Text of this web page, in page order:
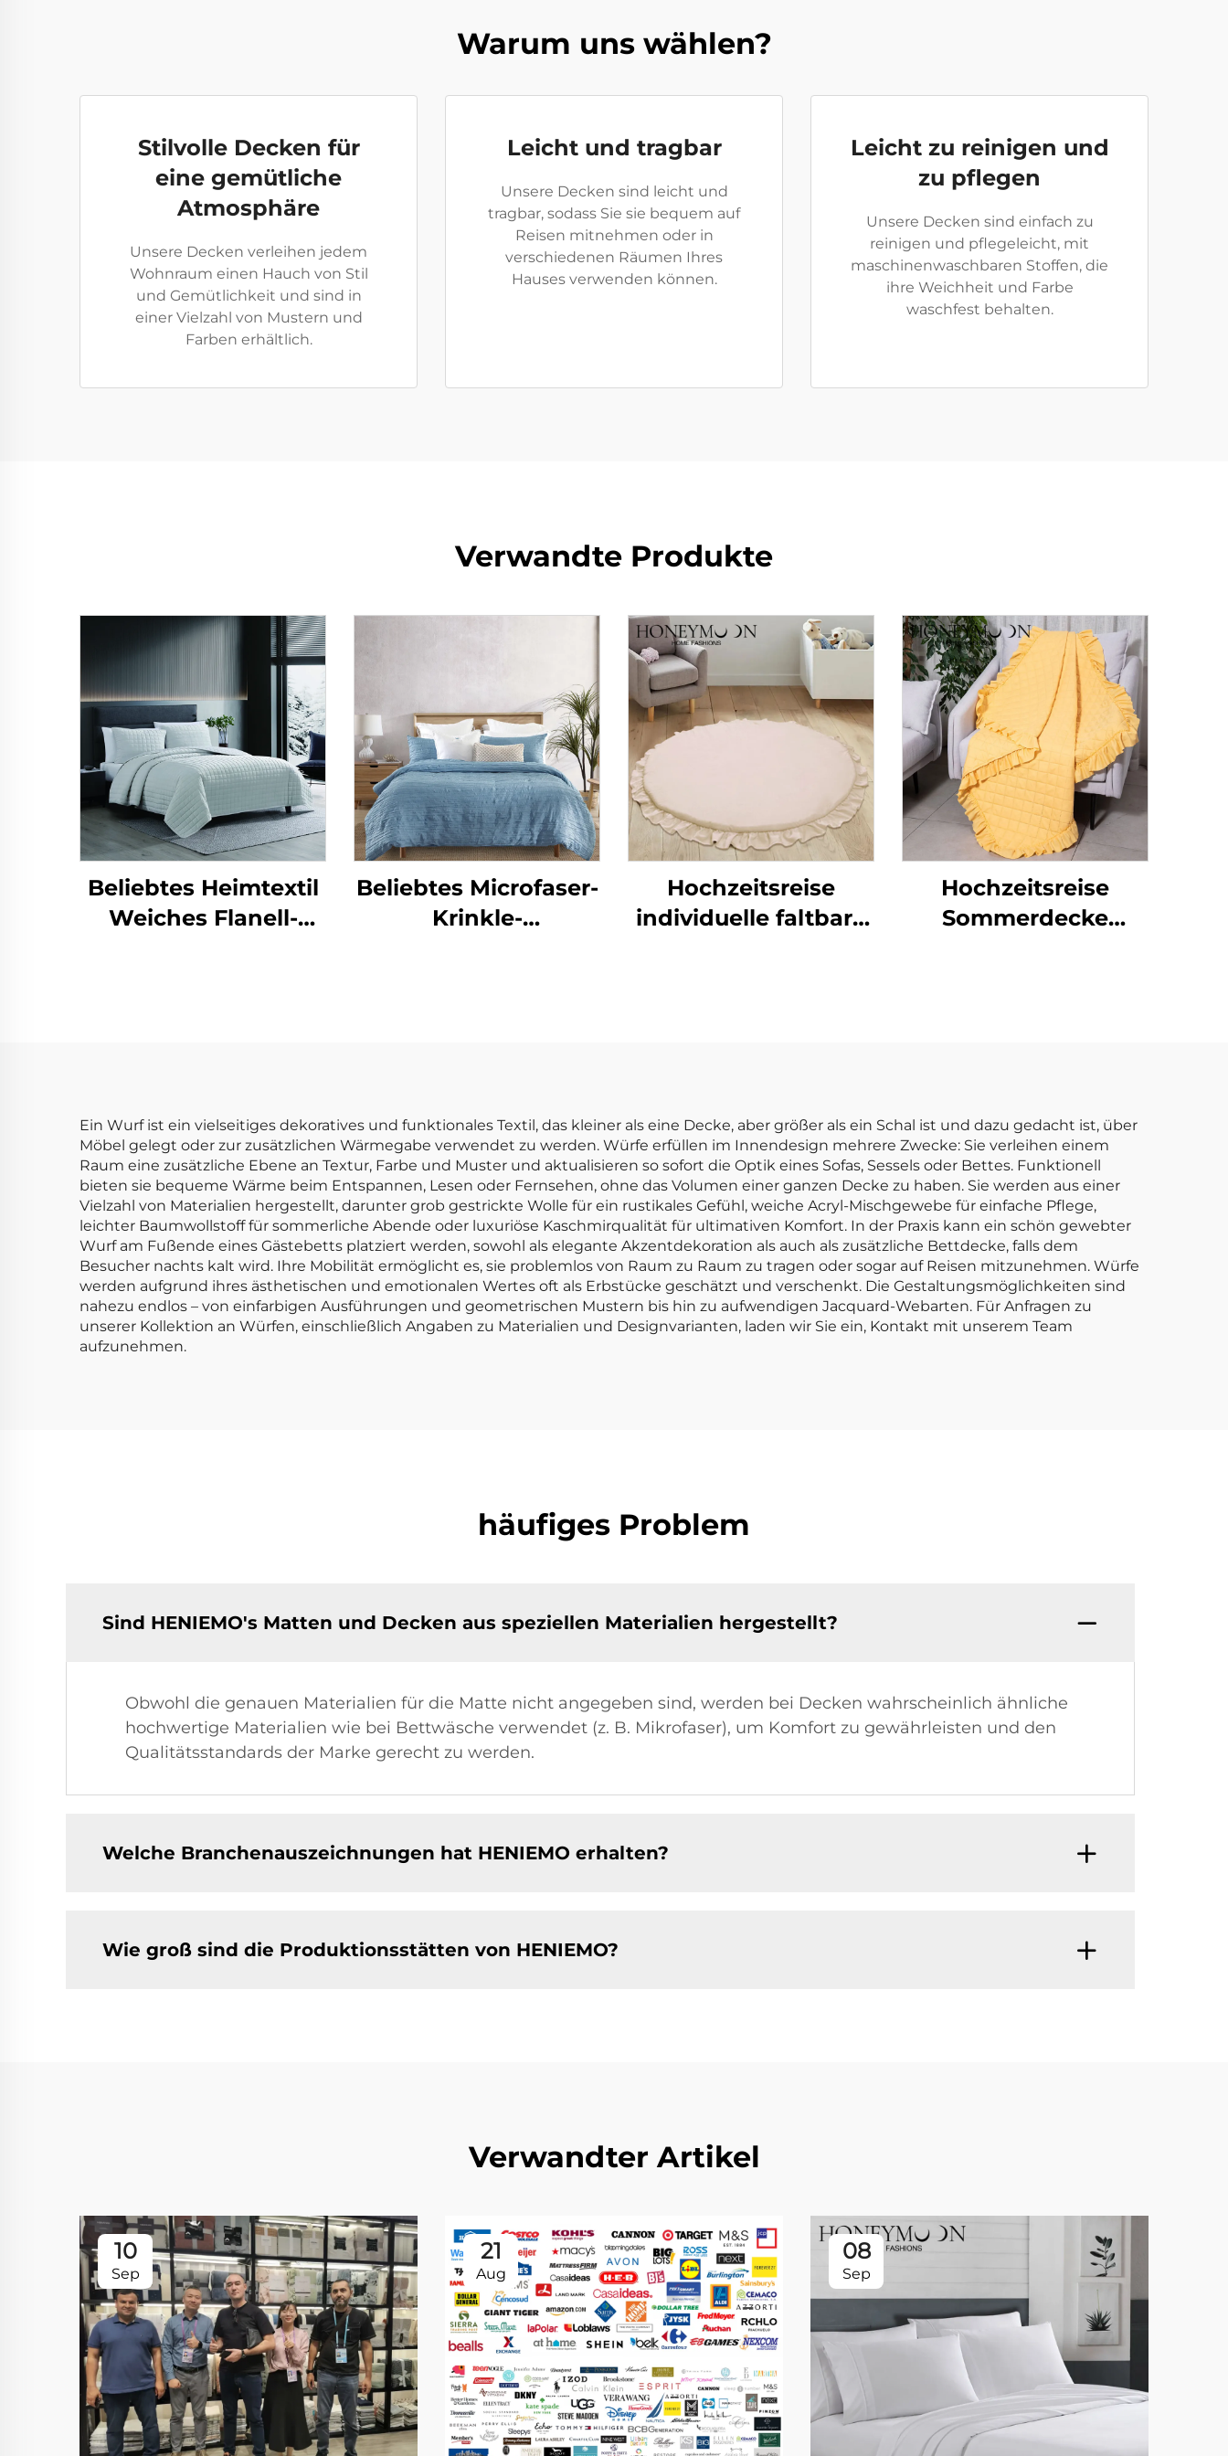
Warum uns wählen?
Stilvolle Decken für
eine gemütliche
Atmosphäre
Unsere Decken verleihen jedem
Wohnraum einen Hauch von Stil
und Gemütlichkeit und sind in
einer Vielzahl von Mustern und
Farben erhältlich.
Leicht und tragbar
Unsere Decken sind leicht und
tragbar, sodass Sie sie bequem auf
Reisen mitnehmen oder in
verschiedenen Räumen Ihres
Hauses verwenden können.
Leicht zu reinigen und
zu pflegen
Unsere Decken sind einfach zu
reinigen und pflegeleicht, mit
maschinenwaschbaren Stoffen, die
ihre Weichheit und Farbe
waschfest behalten.
Verwandte Produkte
Beliebtes Heimtextil
Weiches Flanell-
Beliebtes Microfaser-
Krinkle-
Hochzeitsreise
individuelle faltbare
Hochzeitsreise
Sommerdecke
Rüschen
Ein Wurf ist ein vielseitiges dekoratives und funktionales Textil, das kleiner als eine Decke, aber größer als ein Schal ist und dazu gedacht ist, über
Möbel gelegt oder zur zusätzlichen Wärmegabe verwendet zu werden. Würfe erfüllen im Innendesign mehrere Zwecke: Sie verleihen einem
Raum eine zusätzliche Ebene an Textur, Farbe und Muster und aktualisieren so sofort die Optik eines Sofas, Sessels oder Bettes. Funktionell
bieten sie bequeme Wärme beim Entspannen, Lesen oder Fernsehen, ohne das Volumen einer ganzen Decke zu haben. Sie werden aus einer
Vielzahl von Materialien hergestellt, darunter grob gestrickte Wolle für ein rustikales Gefühl, weiche Acryl-Mischgewebe für einfache Pflege,
leichter Baumwollstoff für sommerliche Abende oder luxuriöse Kaschmirqualität für ultimativen Komfort. In der Praxis kann ein schön gewebter
Wurf am Fußende eines Gästebetts platziert werden, sowohl als elegante Akzentdekoration als auch als zusätzliche Bettdecke, falls dem
Besucher nachts kalt wird. Ihre Mobilität ermöglicht es, sie problemlos von Raum zu Raum zu tragen oder sogar auf Reisen mitzunehmen. Würfe
werden aufgrund ihres ästhetischen und emotionalen Wertes oft als Erbstücke geschätzt und verschenkt. Die Gestaltungsmöglichkeiten sind
nahezu endlos – von einfarbigen Ausführungen und geometrischen Mustern bis hin zu aufwendigen Jacquard-Webarten. Für Anfragen zu
unserer Kollektion an Würfen, einschließlich Angaben zu Materialien und Designvarianten, laden wir Sie ein, Kontakt mit unserem Team
aufzunehmen.
häufiges Problem
Sind HENIEMO's Matten und Decken aus speziellen Materialien hergestellt?
Obwohl die genauen Materialien für die Matte nicht angegeben sind, werden bei Decken wahrscheinlich ähnliche
hochwertige Materialien wie bei Bettwäsche verwendet (z. B. Mikrofaser), um Komfort zu gewährleisten und den
Qualitätsstandards der Marke gerecht zu werden.
Welche Branchenauszeichnungen hat HENIEMO erhalten?
Wie groß sind die Produktionsstätten von HENIEMO?
Verwandter Artikel
10
Sep
21
Aug
08
Sep